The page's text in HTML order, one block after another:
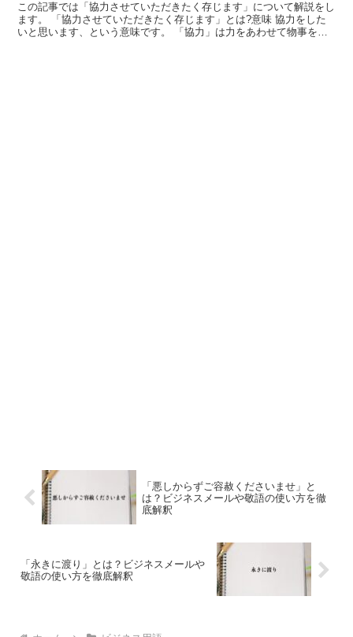
この記事では「協力させていただきたく存じます」について解説をし
ます。 「協力させていただきたく存じます」とは?意味 協力をした
いと思います、という意味です。 「協力」は力をあわせて物事を行
「悪しからずご容赦くださいませ」と
は？ビジネスメールや敬語の使い方を徹
底解釈
「永きに渡り」とは？ビジネスメールや
敬語の使い方を徹底解釈